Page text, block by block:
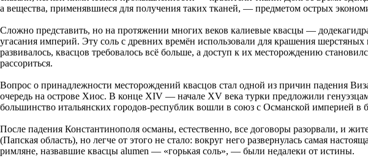
а вещества, применявшиеся для получения таких тканей, — предметом острых
Сложно представить, но на протяжении многих веков калиевые квасцы —
угасания империй. Эту соль с древних времён использовали для крашения
развивалось, квасцов требовалось всё больше, а доступ к их месторождению
рассориться.
Вопрос о принадлежности месторождений квасцов стал одной из причин падения
очередь на острове Хиос. В конце XIV — начале XV века турки предложили
большинство итальянских городов-республик вошли в союз с Османской империей в
После падения Константинополя османы, естественно, все договоры разорвали, и
(Папская область), но легче от этого не стало: вокруг него развернулась самая
римляне, назвавшие квасцы alumen — «горькая соль», — были недалеки от истины.